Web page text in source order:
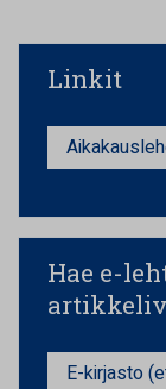
Linkit
Hae e-
E-kirjasto